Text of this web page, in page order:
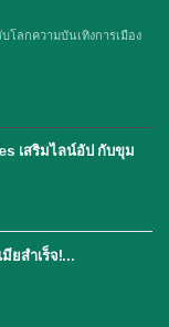
โลกความบันเทิงการเมือง
เสริมไลน์อัป กับขุม
มียสำเร็จ!…